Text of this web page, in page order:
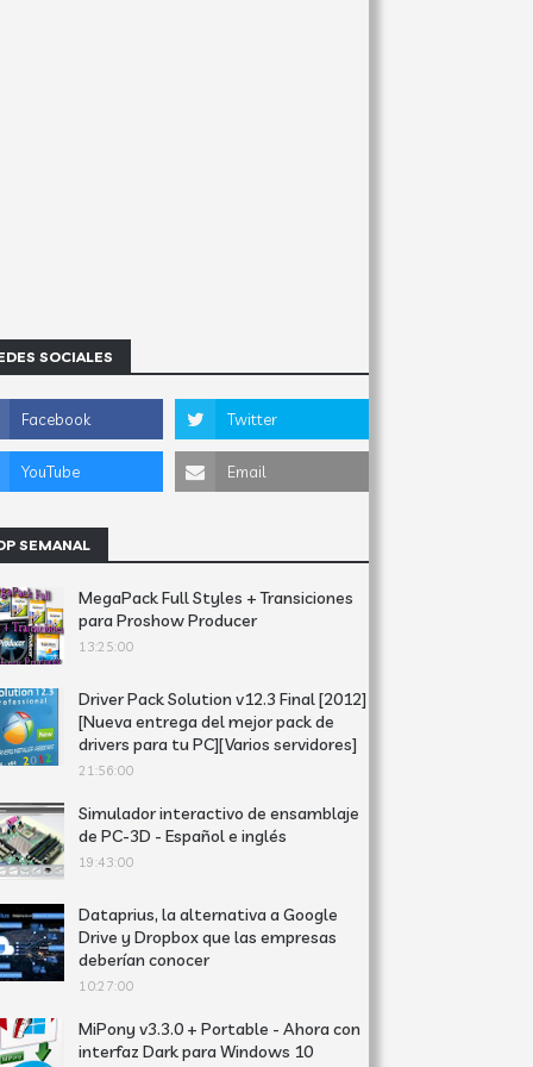
SOCIALES
SEMANAL
MegaPack Full Styles + Transiciones
para Proshow Producer
13:25:00
Driver Pack Solution v12.3 Final [2012]
[Nueva entrega del mejor pack de
drivers para tu PC][Varios servidores]
21:56:00
Simulador interactivo de ensamblaje
de PC-3D - Español e inglés
19:43:00
Dataprius, la alternativa a Google
Drive y Dropbox que las empresas
deberían conocer
10:27:00
MiPony v3.3.0 + Portable - Ahora con
interfaz Dark para Windows 10